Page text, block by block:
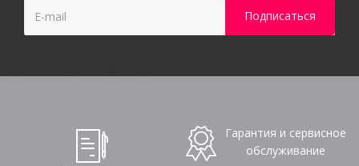
Гарантия и сервисное
обслуживание